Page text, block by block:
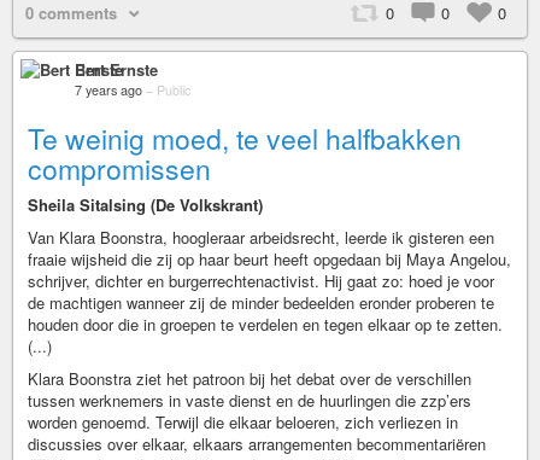
0 comments 0 0 0
Bert Ernste
7 years ago – Public
Te weinig moed, te veel halfbakken
compromissen
Sheila Sitalsing (De Volkskrant)
Van Klara Boonstra, hoogleraar arbeidsrecht, leerde ik gisteren een
fraaie wijsheid die zij op haar beurt heeft opgedaan bij Maya Angelou,
schrijver, dichter en burgerrechtenactivist. Hij gaat zo: hoed je voor
de machtigen wanneer zij de minder bedeelden eronder proberen te
houden door die in groepen te verdelen en tegen elkaar op te zetten.
(...)
Klara Boonstra ziet het patroon bij het debat over de verschillen
tussen werknemers in vaste dienst en de huurlingen die zzp’ers
worden genoemd. Terwijl die elkaar beloeren, zich verliezen in
discussies over elkaar, elkaars arrangementen becommentariëren